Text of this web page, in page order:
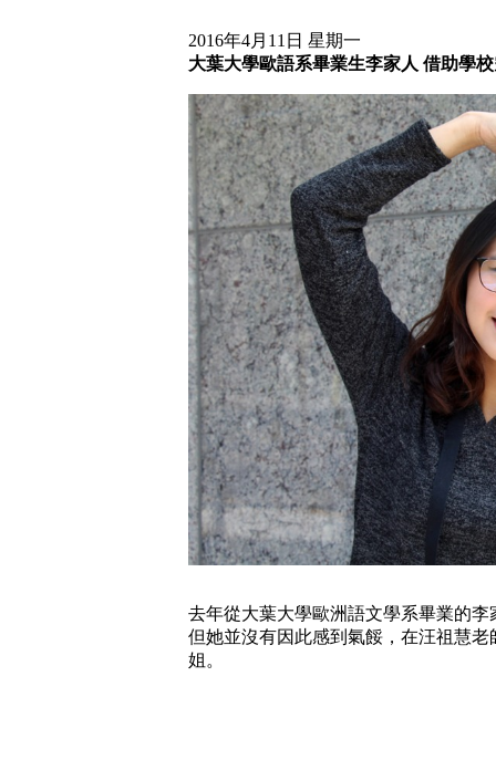
2016年4月11日 星期一
大葉大學歐語系畢業生李家人 借助學
去年從大葉大學歐洲語文學系畢業的
但她並沒有因此感到氣餒，在汪祖慧
姐。